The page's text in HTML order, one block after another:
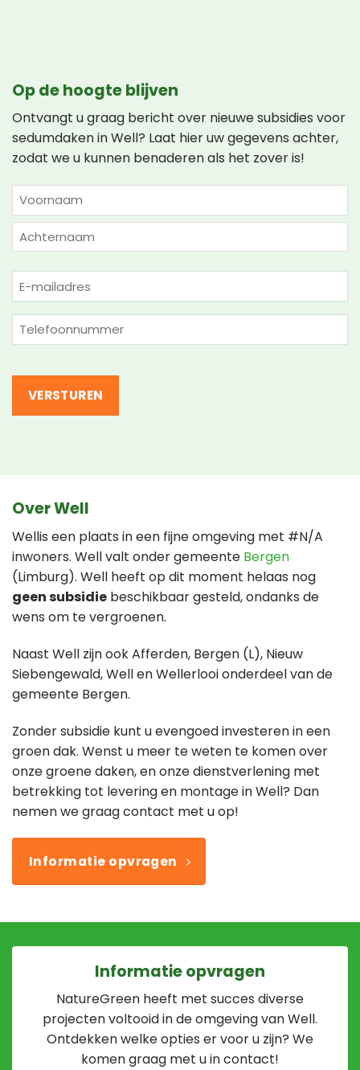
Op de hoogte blijven
Ontvangt u graag bericht over nieuwe subsidies voor
sedumdaken in Well? Laat hier uw gegevens achter,
zodat we u kunnen benaderen als het zover is!
NAAM
(VEREIST)
Voornaam
E-
mailadres
(Vereist)
Telefoon
(Vereist)
Over Well
Wellis een plaats in een fijne omgeving met #N/A
inwoners. Well valt onder gemeente Bergen
(Limburg). Well heeft op dit moment helaas nog
geen subsidie beschikbaar gesteld, ondanks de
wens om te vergroenen.
Naast Well zijn ook Afferden, Bergen (L), Nieuw
Siebengewald, Well en Wellerlooi onderdeel van de
gemeente Bergen.
Zonder subsidie kunt u evengoed investeren in een
groen dak. Wenst u meer te weten te komen over
onze groene daken, en onze dienstverlening met
betrekking tot levering en montage in Well? Dan
nemen we graag contact met u op!
Informatie opvragen
Informatie opvragen
NatureGreen heeft met succes diverse
projecten voltooid in de omgeving van Well.
Ontdekken welke opties er voor u zijn? We
komen graag met u in contact!